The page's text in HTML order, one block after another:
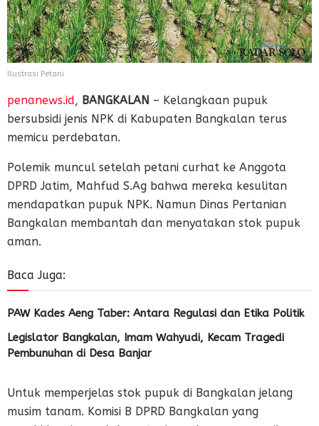
Ilustrasi Petani
penanews.id, BANGKALAN – Kelangkaan pupuk
bersubsidi jenis NPK di Kabupaten Bangkalan terus
memicu perdebatan.
Polemik muncul setelah petani curhat ke Anggota
DPRD Jatim, Mahfud S.Ag bahwa mereka kesulitan
mendapatkan pupuk NPK. Namun Dinas Pertanian
Bangkalan membantah dan menyatakan stok pupuk
aman.
Baca Juga:
PAW Kades Aeng Taber: Antara Regulasi dan Etika Politik
Legislator Bangkalan, Imam Wahyudi, Kecam Tragedi
Pembunuhan di Desa Banjar
Untuk memperjelas stok pupuk di Bangkalan jelang
musim tanam. Komisi B DPRD Bangkalan yang